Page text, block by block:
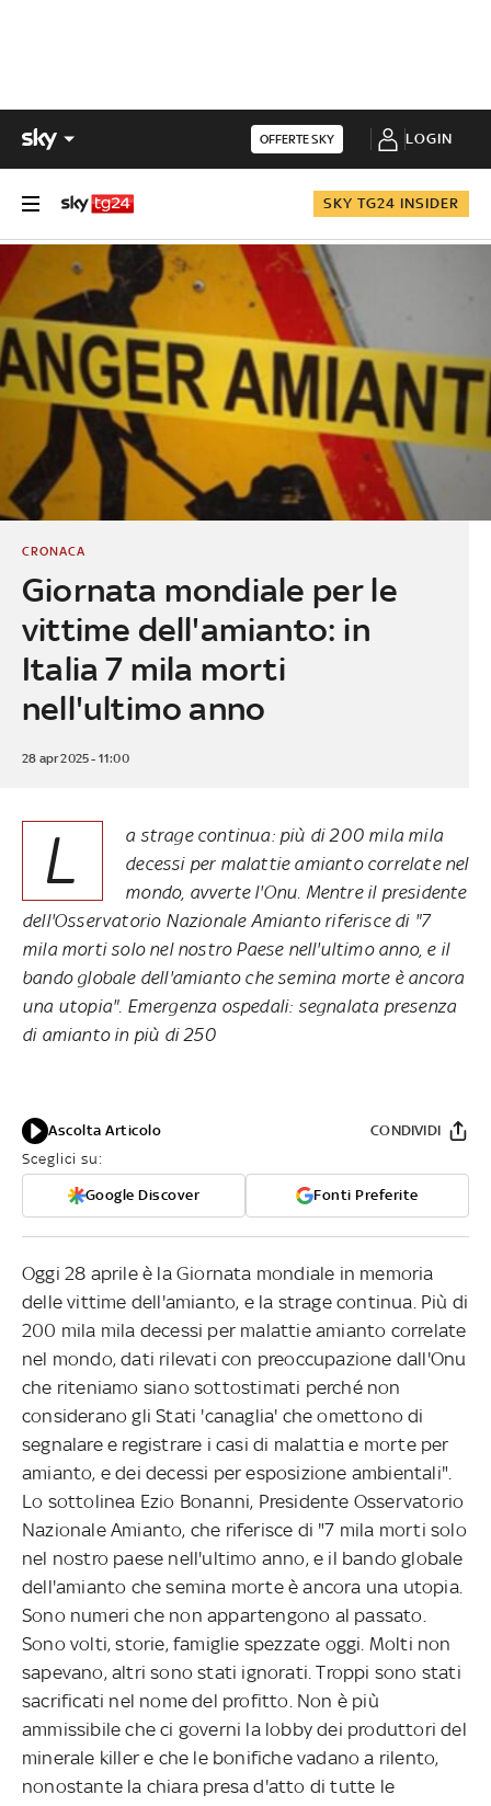
OFFERTE SKY LOGIN
SKY TG24 INSIDER
Giornata mondiale per le
vittime dell'amianto: in
Italia 7 mila morti
nell'ultimo anno
CRONACA
28 apr 2025 - 11:00
L
a strage continua: più di 200 mila mila
decessi per malattie amianto correlate nel
mondo, avverte l'Onu. Mentre il presidente
dell'Osservatorio Nazionale Amianto riferisce di "7
mila morti solo nel nostro Paese nell'ultimo anno, e il
bando globale dell'amianto che semina morte è ancora
una utopia". Emergenza ospedali: segnalata presenza
di amianto in più di 250
Ascolta Articolo
Sceglici su:
Google Discover Fonti Preferite
CONDIVIDI
Oggi 28 aprile è la Giornata mondiale in memoria
delle vittime dell'amianto, e la strage continua. Più di
200 mila mila decessi per malattie amianto correlate
nel mondo, dati rilevati con preoccupazione dall'Onu
che riteniamo siano sottostimati perché non
considerano gli Stati 'canaglia' che omettono di
segnalare e registrare i casi di malattia e morte per
amianto, e dei decessi per esposizione ambientali".
Lo sottolinea Ezio Bonanni, Presidente Osservatorio
Nazionale Amianto, che riferisce di "7 mila morti solo
nel nostro paese nell'ultimo anno, e il bando globale
dell'amianto che semina morte è ancora una utopia.
Sono numeri che non appartengono al passato.
Sono volti, storie, famiglie spezzate oggi. Molti non
sapevano, altri sono stati ignorati. Troppi sono stati
sacrificati nel nome del profitto. Non è più
ammissibile che ci governi la lobby dei produttori del
minerale killer e che le bonifiche vadano a rilento,
nonostante la chiara presa d'atto di tutte le